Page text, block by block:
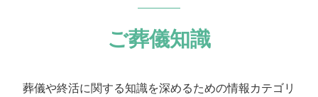
ご葬儀知識
葬儀や終活に関する知識を深めるための情報カテゴリ